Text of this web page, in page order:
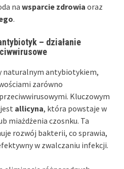
na wsparcie zdrowia oraz
.
– działanie
naturalnym antybiotykiem,
zarówno
Kluczowym
allicyna, która powstaje w
miażdżenia czosnku. Ta
rozwój bakterii, co sprawia,
w zwalczaniu infekcji.